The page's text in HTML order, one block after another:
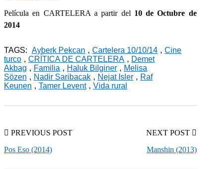
Película en CARTELERA a partir del 10 de Octubre de
2014
TAGS: Ayberk Pekcan , Cartelera 10/10/14 , Cine
turco , CRÍTICA DE CARTELERA , Demet
Akbag , Familia , Haluk Bilginer , Melisa
Sözen , Nadir Saribacak , Nejat Isler , Raf
Keunen , Tamer Levent , Vida rural
PREVIOUS POST
Pos Eso (2014)
NEXT POST
Manshin (2013)